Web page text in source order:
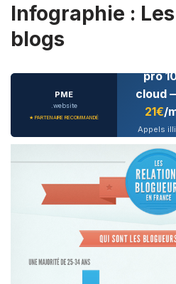
Infographie :
blogs
PME
.website
★ PARTENAIRE RECOMMANDÉ
pro
cloud
21€/
Appels